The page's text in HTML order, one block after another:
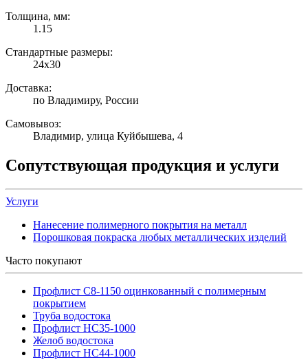
Толщина, мм:
1.15
Стандартные размеры:
24х30
Доставка:
по Владимиру, России
Самовывоз:
Владимир, улица Куйбышева, 4
Сопутствующая продукция и услуги
Услуги
Нанесение полимерного покрытия на металл
Порошковая покраска любых металлических изделий
Часто покупают
Профлист С8-1150 оцинкованный с полимерным
покрытием
Труба водостока
Профлист НС35-1000
Желоб водостока
Профлист НС44-1000